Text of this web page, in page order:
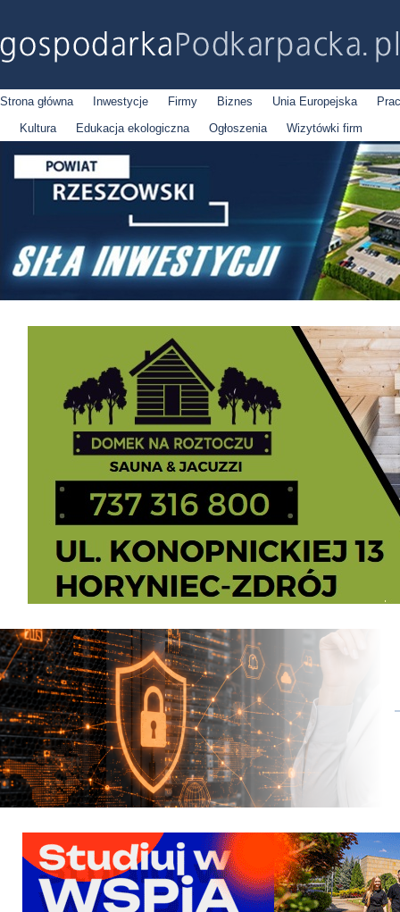
Strona główna Inwestycje Firmy Biznes Unia Europejska
Kultura
Edukacja ekologiczna Ogłoszenia Wizytówki firm